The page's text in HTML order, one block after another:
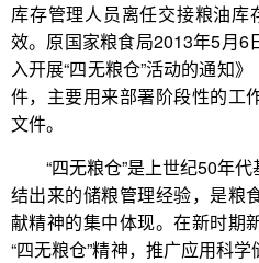
库存管理人员离任交接粮油
效。原国家粮食局2013年5月6
入开展“四无粮仓”活动的通知
件，主要用来部署阶段性的工
文件。
“四无粮仓”是上世纪50年
结出来的储粮管理经验，是粮
献精神的集中体现。在新时期
“四无粮仓”精神，推广应用科